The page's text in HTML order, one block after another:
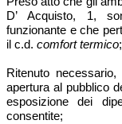
D’ Acquisto, 1,
funzionante e che
il c.d. comfort termico;
Ritenuto
apertura al pubblico
esposizione dei
consentite;